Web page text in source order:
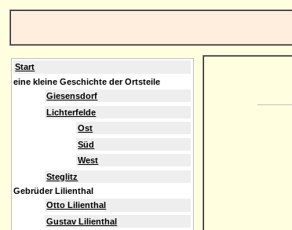
Start
eine kleine Geschichte der Ortsteile
Giesensdorf
Lichterfelde
Ost
Süd
West
Steglitz
Gebrüder Lilienthal
Otto Lilienthal
Gustav Lilienthal